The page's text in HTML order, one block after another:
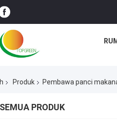
Produk Pembawa panci
SEMUA PRODUK